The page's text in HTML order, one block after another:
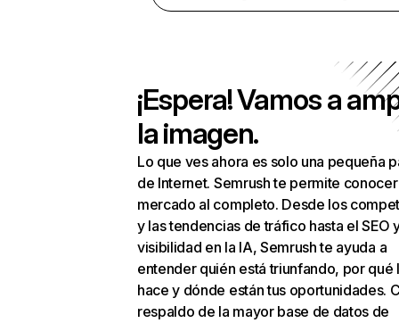
¡Espera! Vamos a
la imagen.
Lo que ves ahora es solo una pequeña
de Internet. Semrush te permite
mercado al completo. Desde los
y las tendencias de tráfico hasta el SEO
visibilidad en la IA, Semrush te ayuda a
entender quién está triunfando, por qué
hace y dónde están tus oportunidades.
respaldo de la mayor base de datos de